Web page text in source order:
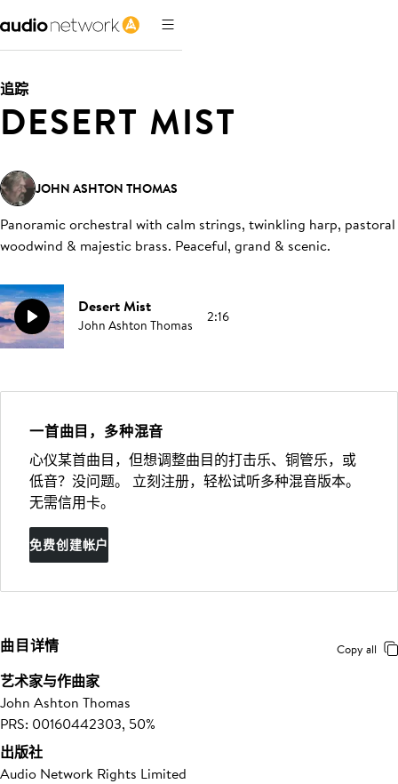
追踪
DESERT MIST
JOHN ASHTON THOMAS
Panoramic orchestral with calm strings, twinkling harp, pastoral
woodwind & majestic brass. Peaceful, grand & scenic.
Desert Mist
John Ashton Thomas 2:16
一首曲目，多种混音
心仪某首曲目，但想调整曲目的打击乐、铜管乐，或
低音？没问题。 立刻注册，轻松试听多种混音版本。
无需信用卡。
免费创建帐户
曲目详情 Copy all
艺术家与作曲家
John Ashton Thomas
PRS: 00160442303, 50%
出版社
Audio Network Rights Limited